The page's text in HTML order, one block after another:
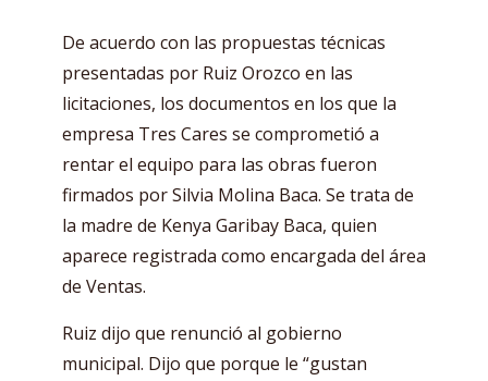
De acuerdo con las propuestas técnicas
presentadas por Ruiz Orozco en las
licitaciones, los documentos en los que la
empresa Tres Cares se comprometió a
rentar el equipo para las obras fueron
firmados por Silvia Molina Baca. Se trata de
la madre de Kenya Garibay Baca, quien
aparece registrada como encargada del área
de Ventas.
Ruiz dijo que renunció al gobierno
municipal. Dijo que porque le “gustan